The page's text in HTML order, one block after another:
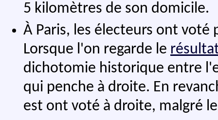
5 kilomètres de son domicile.
À Paris, les électeurs ont
Lorsque l'on regarde le
dichotomie historique entre
qui penche à droite. En
est ont voté à droite, malgré